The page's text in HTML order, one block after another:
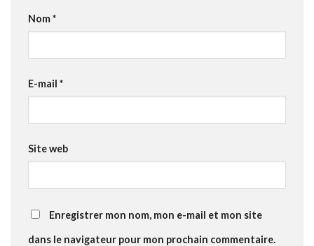
Nom*
E-mail *
Site web
Enregistrer mon nom, mon e-mail et mon site
dans le navigateur pour mon prochain commentaire.